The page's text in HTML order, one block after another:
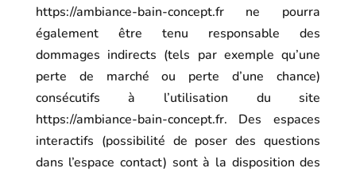
https://ambiance-bain-concept.frne pourra
également être tenu responsable des
dommages indirects (tels par exemple qu’une
perte de marché ou perte d’une chance)
consécutifs à l’utilisation du site
https://ambiance-bain-concept.fr. Des espaces
interactifs (possibilité de poser des questions
dans l’espace contact) sont à la disposition des